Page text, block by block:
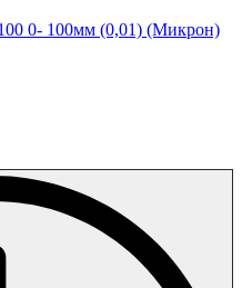
0- 100мм (0,01) (Микрон)